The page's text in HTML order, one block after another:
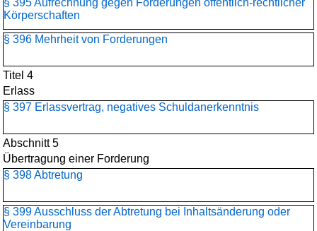
§ 395 Aufrechnung gegen Forderungen öffentlich-rechtlicher
Körperschaften
§ 396 Mehrheit von Forderungen
Titel 4
Erlass
§ 397 Erlassvertrag, negatives Schuldanerkenntnis
Abschnitt 5
Übertragung einer Forderung
§ 398 Abtretung
§ 399 Ausschluss der Abtretung bei Inhaltsänderung oder
Vereinbarung